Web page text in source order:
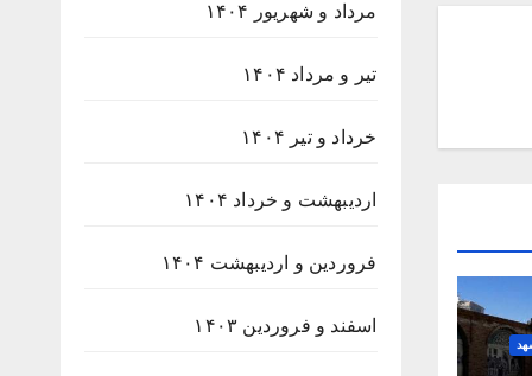
مرداد و شهریور ۱۴۰۴
تیر و مرداد ۱۴۰۴
خرداد و تیر ۱۴۰۴
اردیبهشت و خرداد ۱۴۰۴
فروردین و اردیبهشت ۱۴۰۴
اسفند و فروردین ۱۴۰۳